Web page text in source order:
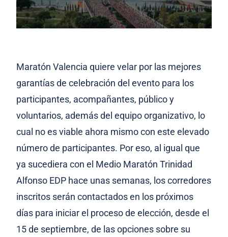
Maratón Valencia quiere velar por las mejores
garantías de celebración del evento para los
participantes, acompañantes, público y
voluntarios, además del equipo organizativo, lo
cual no es viable ahora mismo con este elevado
número de participantes. Por eso, al igual que
ya sucediera con el Medio Maratón Trinidad
Alfonso EDP hace unas semanas, los corredores
inscritos serán contactados en los próximos
días para iniciar el proceso de elección, desde el
15 de septiembre, de las opciones sobre su